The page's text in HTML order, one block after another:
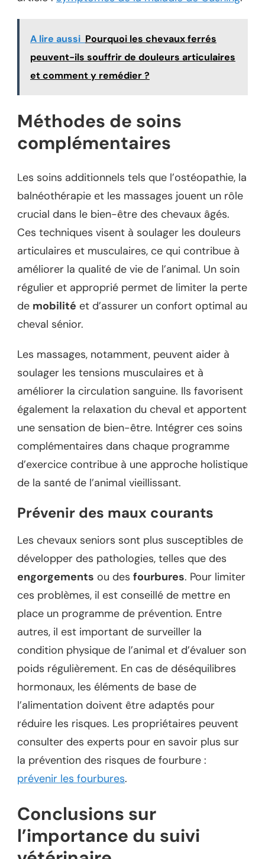
A lire aussi Pourquoi les chevaux ferrés
peuvent-ils souffrir de douleurs articulaires
et comment y remédier ?
Méthodes de soins
complémentaires
Les soins additionnels tels que l’ostéopathie, la
balnéothérapie et les massages jouent un rôle
crucial dans le bien-être des chevaux âgés.
Ces techniques visent à soulager les douleurs
articulaires et musculaires, ce qui contribue à
améliorer la qualité de vie de l’animal. Un soin
régulier et approprié permet de limiter la perte
de mobilité et d’assurer un confort optimal au
cheval sénior.
Les massages, notamment, peuvent aider à
soulager les tensions musculaires et à
améliorer la circulation sanguine. Ils favorisent
également la relaxation du cheval et apportent
une sensation de bien-être. Intégrer ces soins
complémentaires dans chaque programme
d’exercice contribue à une approche holistique
de la santé de l’animal vieillissant.
Prévenir des maux courants
Les chevaux seniors sont plus susceptibles de
développer des pathologies, telles que des
engorgements ou des fourbures. Pour limiter
ces problèmes, il est conseillé de mettre en
place un programme de prévention. Entre
autres, il est important de surveiller la
condition physique de l’animal et d’évaluer son
poids régulièrement. En cas de déséquilibres
hormonaux, les éléments de base de
l’alimentation doivent être adaptés pour
réduire les risques. Les propriétaires peuvent
consulter des experts pour en savoir plus sur
la prévention des risques de fourbure :
prévenir les fourbures.
Conclusions sur
l’importance du suivi